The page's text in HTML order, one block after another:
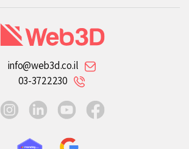
info@web3d.co.il
03-3722230
facebook
youtube
linkedin